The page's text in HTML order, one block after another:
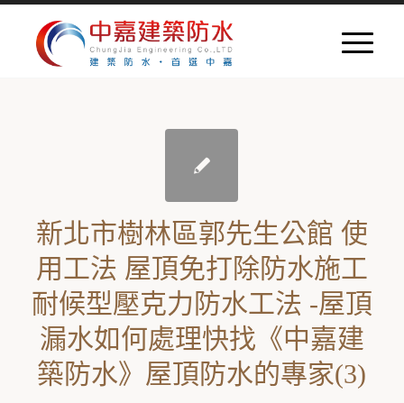
新北市樹林區郭先生公館 使
用工法 屋頂免打除防水施工
耐候型壓克力防水工法 -屋頂
漏水如何處理快找《中嘉建
築防水》屋頂防水的專家(3)